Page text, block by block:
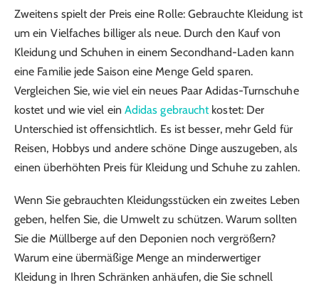
Zweitens spielt der Preis eine Rolle: Gebrauchte Kleidung ist
um ein Vielfaches billiger als neue. Durch den Kauf von
Kleidung und Schuhen in einem Secondhand-Laden kann
eine Familie jede Saison eine Menge Geld sparen.
Vergleichen Sie, wie viel ein neues Paar Adidas-Turnschuhe
kostet und wie viel ein Adidas gebrauchtkostet: Der
Unterschied ist offensichtlich. Es ist besser, mehr Geld für
Reisen, Hobbys und andere schöne Dinge auszugeben, als
einen überhöhten Preis für Kleidung und Schuhe zu zahlen.
Wenn Sie gebrauchten Kleidungsstücken ein zweites Leben
geben, helfen Sie, die Umwelt zu schützen. Warum sollten
Sie die Müllberge auf den Deponien noch vergrößern?
Warum eine übermäßige Menge an minderwertiger
Kleidung in Ihren Schränken anhäufen, die Sie schnell